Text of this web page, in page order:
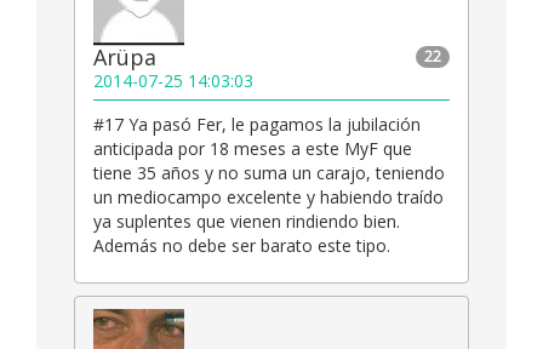
22
Arüpa
2014-07-25 14:03:03
#17 Ya pasó Fer, le pagamos la jubilación
anticipada por 18 meses a este MyF que
tiene 35 años y no suma un carajo, teniendo
un mediocampo excelente y habiendo traído
ya suplentes que vienen rindiendo bien.
Además no debe ser barato este tipo.